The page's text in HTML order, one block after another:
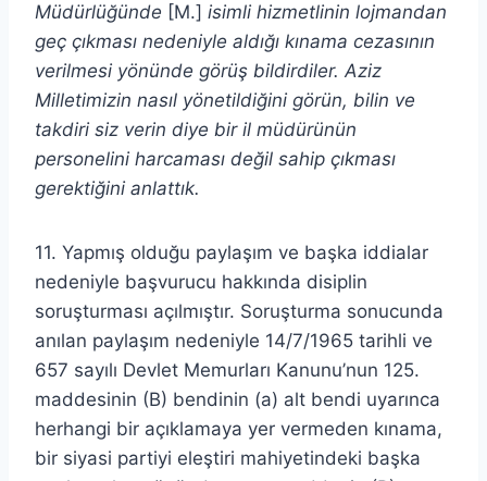
Müdürlüğünde [M.] isimli hizmetlinin lojmandan
geç çıkması nedeniyle aldığı kınama cezasının
verilmesi yönünde görüş bildirdiler. Aziz
Milletimizin nasıl yönetildiğini görün, bilin ve
takdiri siz verin diye bir il müdürünün
personelini harcaması değil sahip çıkması
gerektiğini anlattık.
11. Yapmış olduğu paylaşım ve başka iddialar
nedeniyle başvurucu hakkında disiplin
soruşturması açılmıştır. Soruşturma sonucunda
anılan paylaşım nedeniyle 14/7/1965 tarihli ve
657 sayılı Devlet Memurları Kanunu’nun 125.
maddesinin (B) bendinin (a) alt bendi uyarınca
herhangi bir açıklamaya yer vermeden kınama,
bir siyasi partiyi eleştiri mahiyetindeki başka